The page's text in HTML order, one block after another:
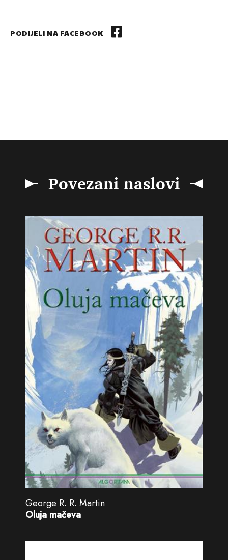
PODIJELI NA FACEBOOK
Povezani naslovi
George R. R. Martin
Oluja mačeva